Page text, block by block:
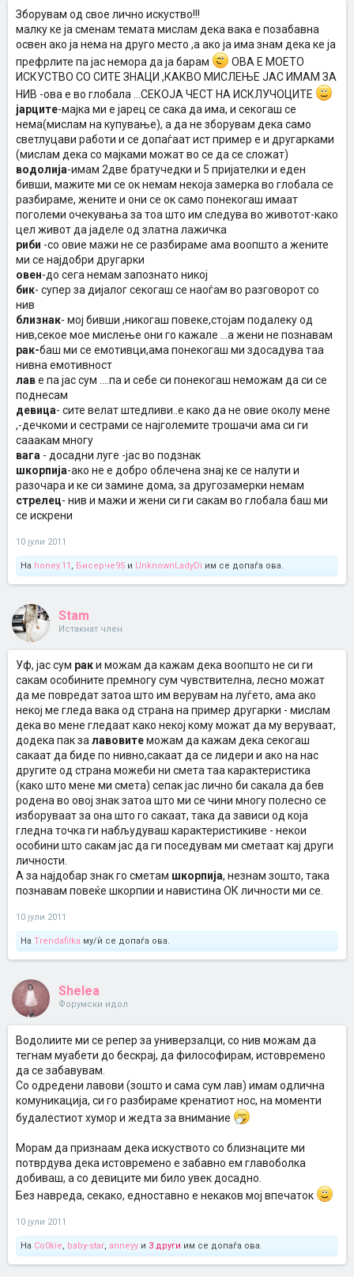
Зборувам од свое лично искуство!!!
малку ке ја сменам темата мислам дека вака е позабавна
освен ако ја нема на друго место ,а ако ја има знам дека ке ја
префрлите па јас немора да ја барам
ОВА Е МОЕТО
ИСКУСТВО СО СИТЕ ЗНАЦИ ,КАКВО МИСЛЕЊЕ ЈАС ИМАМ ЗА
НИВ -ова е во глобала ...СЕКОЈА ЧЕСТ НА ИСКЛУЧОЦИТЕ
јарците-мајка ми е јарец се сака да има, и секогаш се
нема(мислам на купување), а да не зборувам дека само
светлуцави работи и се допаѓаат ист пример е и другарками
(мислам дека со мајками можат во се да се сложат)
водолија-имам 2две братучедки и 5 пријателки и еден
бивши, мажите ми се ок немам некоја замерка во глобала се
разбираме, жените и они се ок само понекогаш имаат
поголеми очекувања за тоа што им следува во животот-како
цел живот да јаделе од златна лажичка
риби -со овие мажи не се разбираме ама воопшто а жените
ми се најдобри другарки
овен-до сега немам запознато никој
бик- супер за дијалог секогаш се наоѓам во разговорот со
нив
близнак- мој бивши ,никогаш повеке,стојам подалеку од
нив,секое мое мислење они го кажале ...а жени не познавам
рак-баш ми се емотивци,ама понекогаш ми здосадува таа
нивна емотивност
лаве па јас сум ....па и себе си понекогаш неможам да си се
поднесам
девица- сите велат штедливи..е како да не овие околу мене
,-дечкоми и сестрами се најголемите трошачи ама си ги
сааакам многу
вага - досадни луге -јас во подзнак
шкорпија-ако не е добро облечена знај ке се налути и
разочара и ке си замине дома, за другозамерки немам
стрелец- нив и мажи и жени си ги сакам во глобала баш ми
се искрени
10 јули 2011
На honey.11 , Бисерче95 и UnknownLadyDi им се допаѓа ова.
Stam
Истакнат член
Уф, јас сум раки можам да кажам дека воопшто не си ги
сакам особините премногу сум чувствителна, лесно можат
да ме повредат затоа што им верувам на луѓето, ама ако
некој ме гледа вака од страна на пример другарки - мислам
дека во мене гледаат како некој кому можат да му веруваат,
додека пак за лавовитеможам да кажам дека секогаш
сакаат да биде по нивно,сакаат да се лидери и ако на нас
другите од страна можеби ни смета таа карактеристика
(како што мене ми смета) сепак јас лично би сакала да бев
родена во овој знак затоа што ми се чини многу полесно се
изборуваат за она што го сакаат, така да зависи од која
гледна точка ги набљудуваш карактеристикиве - некои
особини што сакам јас да ги поседувам ми сметаат кај други
личности.
А за најдобар знак го сметам шкорпија, незнам зошто, така
познавам повеќе шкорпии и навистина ОК личности ми се.
10 јули 2011
На Trendafilka му/ѝ се допаѓа ова.
Shelea
Форумски идол
Водолиите ми се репер за универзалци, со нив можам да
тегнам муабети до бескрај, да философирам, истовремено
да се забавувам.
Со одредени лавови (зошто и сама сум лав) имам одлична
комуникација, си го разбираме кренатиот нос, на моменти
будалестиот хумор и жедта за внимание
Морам да признаам дека искуството со близнаците ми
потврдува дека истовремено е забавно ем главоболка
добиваш, а со девиците ми било увек досадно.
Без навреда, секако, едноставно е некаков мој впечаток
10 јули 2011
На Co0kie, baby-star, anneyy и 3 други им се допаѓа ова.